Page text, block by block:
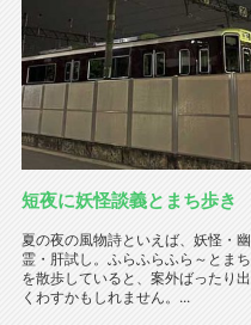
短夜に妖怪談義とまち歩き
夏の夜の風物詩といえば、妖怪・幽
霊・肝試し。ふらふらふら～とまち
を散歩していると、案外ばったり出
くわすかもしれません。...